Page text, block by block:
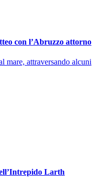
con l’Abruzzo attorno
mare, attraversando alcuni
Larth